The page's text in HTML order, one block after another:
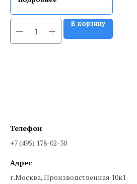
В корзину
Телефон
+7 (495) 178-02-30
Адрес
г.Москва, Производственная 10к1